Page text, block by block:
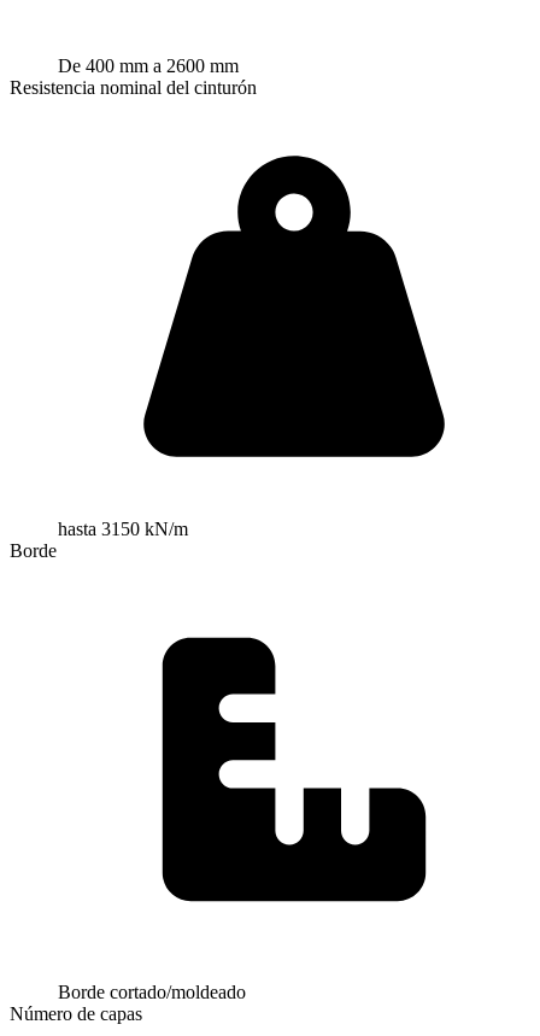
De 400 mm a 2600 mm
Resistencia nominal del cinturón
hasta 3150 kN/m
Borde
Borde cortado/moldeado
Número de capas